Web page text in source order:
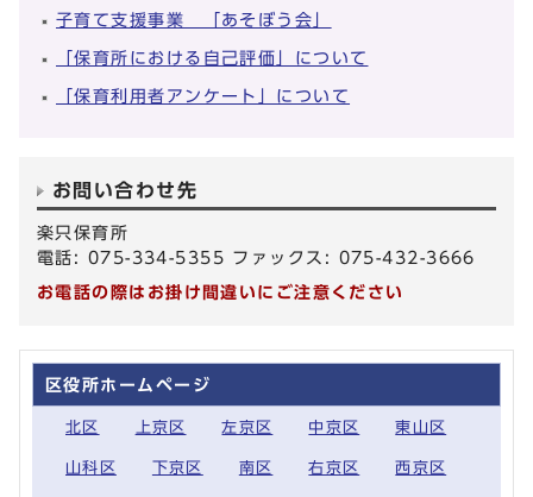
子育て支援事業 「あそぼう会」
「保育所における自己評価」について
「保育利用者アンケート」について
お問い合わせ先
楽只保育所
電話: 075-334-5355 ファックス: 075-432-3666
お電話の際はお掛け間違いにご注意ください
区役所ホームページ
北区 上京区 左京区 中京区 東山区
山科区 下京区 南区 右京区 西京区